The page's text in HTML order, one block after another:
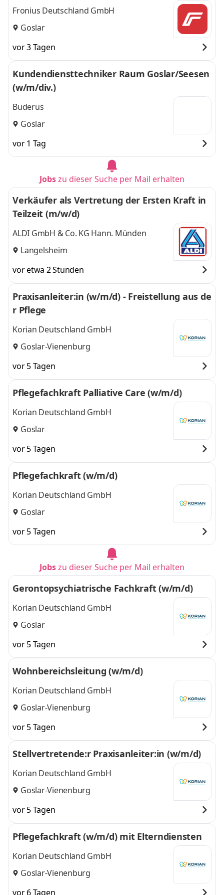
Fronius Deutschland GmbH
Goslar
vor 3 Tagen
Kundendiensttechniker Raum Goslar/Seesen
(w/m/div.)
Buderus
Goslar
vor 1 Tag
Jobszu dieser Suche per Mail erhalten
Verkäufer als Vertretung der Ersten Kraft in
Teilzeit (m/w/d)
ALDI GmbH & Co. KG Hann. Münden
Langelsheim
vor etwa 2 Stunden
Praxisanleiter:in (w/m/d) - Freistellung aus de
r Pflege
Korian Deutschland GmbH
Goslar-Vienenburg
vor 5 Tagen
Pflegefachkraft Palliative Care (w/m/d)
Korian Deutschland GmbH
Goslar
vor 5 Tagen
Pflegefachkraft (w/m/d)
Korian Deutschland GmbH
Goslar
vor 5 Tagen
Jobszu dieser Suche per Mail erhalten
Gerontopsychiatrische Fachkraft (w/m/d)
Korian Deutschland GmbH
Goslar
vor 5 Tagen
Wohnbereichsleitung (w/m/d)
Korian Deutschland GmbH
Goslar-Vienenburg
vor 5 Tagen
Stellvertretende:r Praxisanleiter:in (w/m/d)
Korian Deutschland GmbH
Goslar-Vienenburg
vor 5 Tagen
Pflegefachkraft (w/m/d) mit Elterndiensten
Korian Deutschland GmbH
Goslar-Vienenburg
vor 6 Tagen